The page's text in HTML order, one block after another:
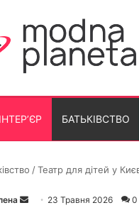
ІНТЕР’ЄР БАТЬКІВСТВО
/Театр для дітей у
Надішліть
23 Травня 2026 0